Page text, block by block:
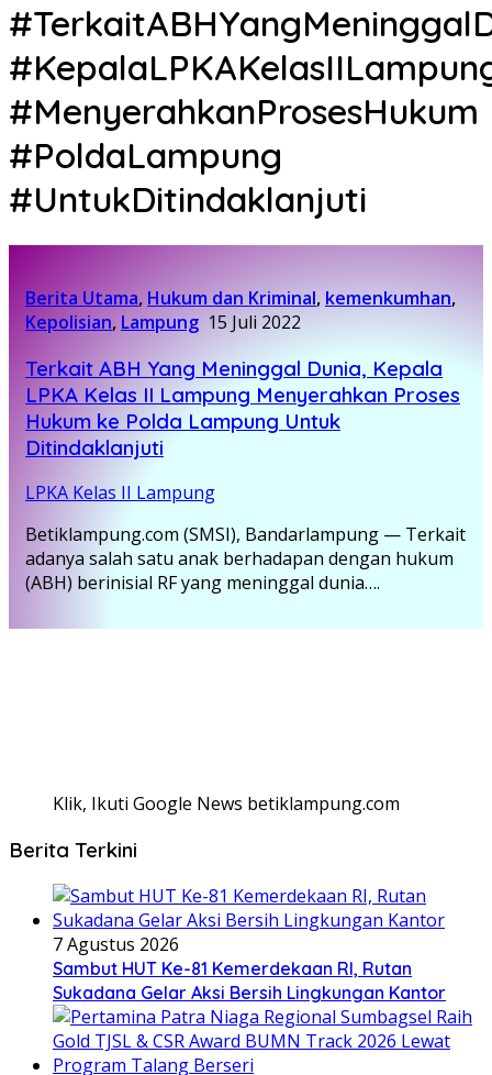
#MenyerahkanProsesHukum
#PoldaLampung
#UntukDitindaklanjuti
Berita Utama, Hukum dan Kriminal, kemenkumhan,
Kepolisian, Lampung 15 Juli 2022
Terkait ABH Yang Meninggal Dunia, Kepala
LPKA Kelas II Lampung Menyerahkan Proses
Hukum ke Polda Lampung Untuk
Ditindaklanjuti
LPKA Kelas II Lampung
Betiklampung.com (SMSI), Bandarlampung — Terkait
adanya salah satu anak berhadapan dengan hukum
(ABH) berinisial RF yang meninggal dunia….
Klik, Ikuti Google News betiklampung.com
Berita Terkini
7 Agustus 2026
Sambut HUT Ke-81 Kemerdekaan RI, Rutan
Sukadana Gelar Aksi Bersih Lingkungan Kantor